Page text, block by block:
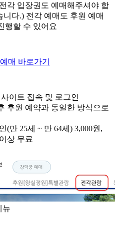
각 입장권도 예매해주셔야 합
다.) 전각 예매도 후원 예매
행할 수 있어요
매 바로가기
사이트 접속 및 로그인
후원 예약과 동일한 방식으로
(만 25세 ~ 만 64세) 3,000원,
상 무료
뉴